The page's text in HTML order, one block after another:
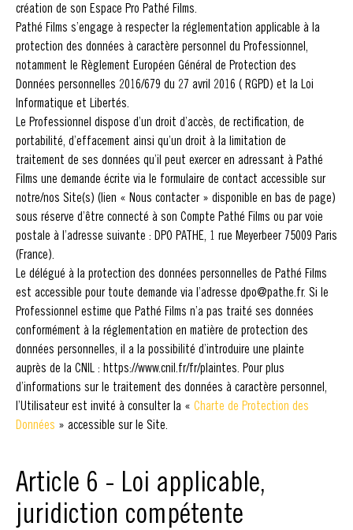
création de son Espace Pro Pathé Films.
Pathé Films s’engage à respecter la réglementation applicable à la
protection des données à caractère personnel du Professionnel,
notamment le Règlement Européen Général de Protection des
Données personnelles 2016/679 du 27 avril 2016 ( RGPD) et la Loi
Informatique et Libertés.
Le Professionnel dispose d’un droit d’accès, de rectification, de
portabilité, d’effacement ainsi qu’un droit à la limitation de
traitement de ses données qu’il peut exercer en adressant à Pathé
Films une demande écrite via le formulaire de contact accessible sur
notre/nos Site(s) (lien « Nous contacter » disponible en bas de page)
sous réserve d’être connecté à son Compte Pathé Films ou par voie
postale à l’adresse suivante : DPO PATHE, 1 rue Meyerbeer 75009 Paris
(France).
Le délégué à la protection des données personnelles de Pathé Films
est accessible pour toute demande via l’adresse dpo@pathe.fr. Si le
Professionnel estime que Pathé Films n’a pas traité ses données
conformément à la réglementation en matière de protection des
données personnelles, il a la possibilité d’introduire une plainte
auprès de la CNIL : https://www.cnil.fr/fr/plaintes. Pour plus
d’informations sur le traitement des données à caractère personnel,
l’Utilisateur est invité à consulter la « Charte de Protection des
Données » accessible sur le Site.
Article 6 - Loi applicable,
juridiction compétente